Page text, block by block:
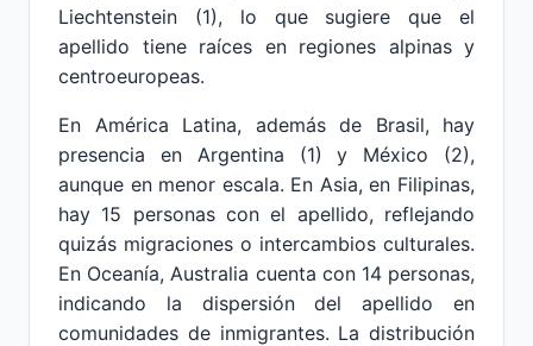
Liechtenstein (1), lo que sugiere que el
apellido tiene raíces en regiones alpinas y
centroeuropeas.
En América Latina, además de Brasil, hay
presencia en Argentina (1) y México (2),
aunque en menor escala. En Asia, en Filipinas,
hay 15 personas con el apellido, reflejando
quizás migraciones o intercambios culturales.
En Oceanía, Australia cuenta con 14 personas,
indicando la dispersión del apellido en
comunidades de inmigrantes. La distribución